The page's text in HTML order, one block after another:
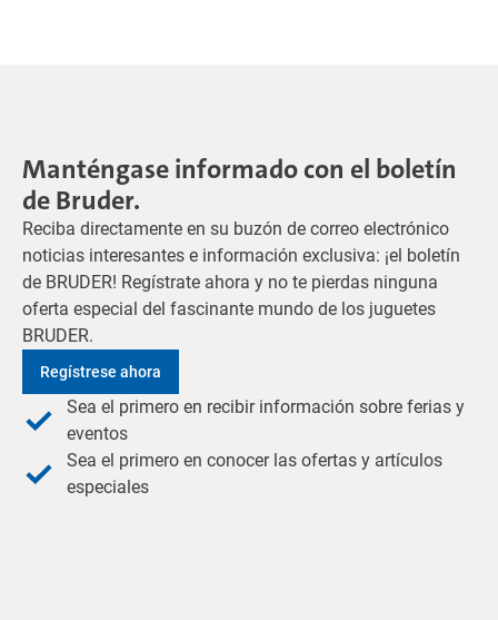
Manténgase informado con el boletín
de Bruder.
Reciba directamente en su buzón de correo electrónico
noticias interesantes e información exclusiva: ¡el boletín
de BRUDER! Regístrate ahora y no te pierdas ninguna
oferta especial del fascinante mundo de los juguetes
BRUDER.
Regístrese ahora
Sea el primero en recibir información sobre ferias y
eventos
Sea el primero en conocer las ofertas y artículos
especiales